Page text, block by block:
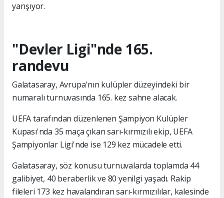
yarışıyor.
"Devler Ligi"nde 165.
randevu
Galatasaray, Avrupa'nın kulüpler düzeyindeki bir
numaralı turnuvasında 165. kez sahne alacak.
UEFA tarafından düzenlenen Şampiyon Kulüpler
Kupası'nda 35 maça çıkan sarı-kırmızılı ekip, UEFA
Şampiyonlar Ligi'nde ise 129 kez mücadele etti.
Galatasaray, söz konusu turnuvalarda toplamda 44
galibiyet, 40 beraberlik ve 80 yenilgi yaşadı. Rakip
fileleri 173 kez havalandıran sarı-kırmızılılar, kalesinde